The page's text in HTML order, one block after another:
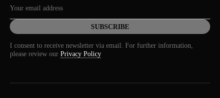
I consent to receive newsletter via email. For further information,
please review our Privacy Policy